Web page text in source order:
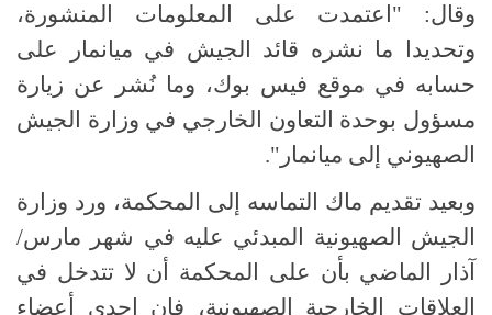
وقال: "اعتمدت على المعلومات المنشورة،
وتحديدا ما نشره قائد الجيش في ميانمار على
حسابه في موقع فيس بوك، وما نُشر عن زيارة
مسؤول بوحدة التعاون الخارجي في وزارة الجيش
الصهيوني إلى ميانمار".
وبعيد تقديم ماك التماسه إلى المحكمة، ورد وزارة
الجيش الصهيونية المبدئي عليه في شهر مارس/
آذار الماضي بأن على المحكمة أن لا تتدخل في
العلاقات الخارجية الصهيونية، فإن إحدى أعضاء